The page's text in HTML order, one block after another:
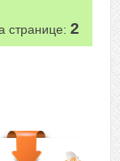
странице: 2